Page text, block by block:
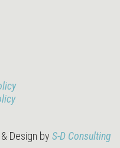
Design by S-D Consulting